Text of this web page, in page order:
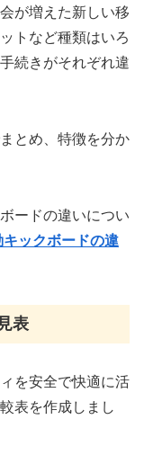
が増えた新しい移
トなど種類はいろ
続きがそれぞれ違
とめ、特徴を分か
ードの違いについ
ックボードの違
表
を安全で快適に活
表を作成しまし